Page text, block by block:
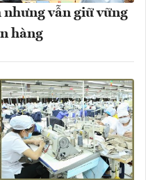
vẫn giữ vững
hàng